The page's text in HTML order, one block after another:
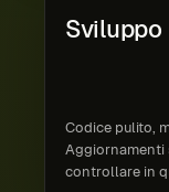
Sviluppo
Codice pulito,
Aggiornamenti
controllare in